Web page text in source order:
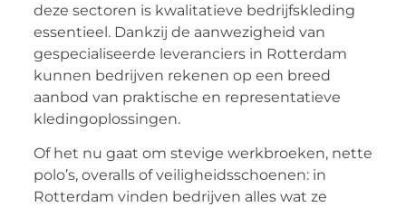
deze sectoren is kwalitatieve bedrijfskleding
essentieel. Dankzij de aanwezigheid van
gespecialiseerde leveranciers in Rotterdam
kunnen bedrijven rekenen op een breed
aanbod van praktische en representatieve
kledingoplossingen.
Of het nu gaat om stevige werkbroeken, nette
polo’s, overalls of veiligheidsschoenen: in
Rotterdam vinden bedrijven alles wat ze